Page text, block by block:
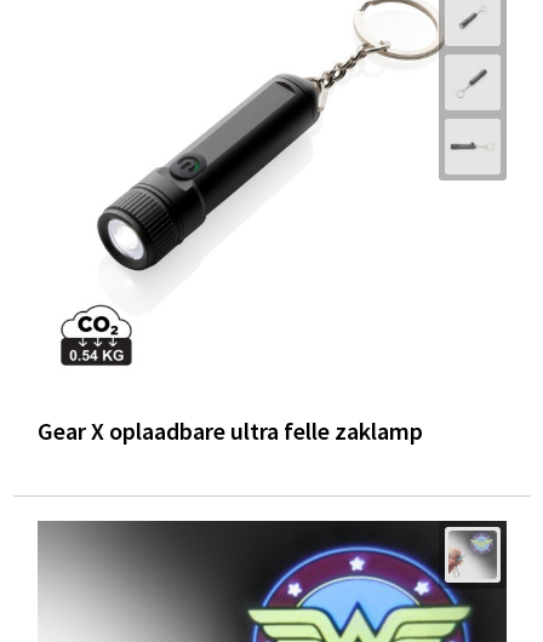
Gear X oplaadbare ultra felle zaklamp